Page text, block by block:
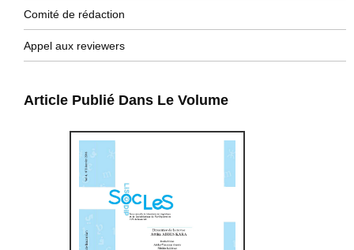
Comité de rédaction
Appel aux reviewers
Article Publié Dans Le Volume